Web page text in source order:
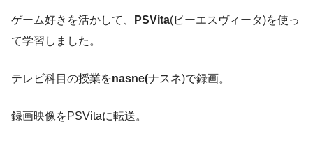
ゲーム好きを活かして、 PSVita(ピーエスヴィータ)を使っ
て学習しました。
テレビ科目の授業をnasne(ナスネ)で録画。
録画映像をPSVitaに転送。